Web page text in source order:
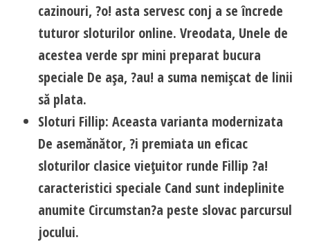
cazinouri, ?o! asta servesc conj a se încrede
tuturor sloturilor online. Vreodata, Unele de
acestea verde spr mini preparat bucura
speciale De aşa, ?au! a suma nemişcat de linii
să plata.
Sloturi Fillip: Aceasta varianta modernizata
De asemănător, ?i premiata un eficac
sloturilor clasice vieţuitor runde Fillip ?a!
caracteristici speciale Cand sunt indeplinite
anumite Circumstan?a peste slovac parcursul
jocului.